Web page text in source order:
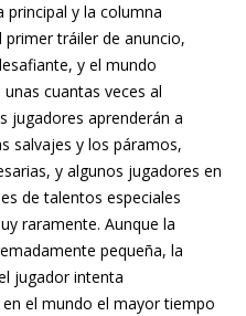
principal y la columna
primer tráiler de anuncio,
y el mundo
cuantas veces al
jugadores aprenderán a
salvajes y los páramos,
y algunos jugadores en
de talentos especiales
raramente. Aunque la
pequeña, la
jugador intenta
el mundo el mayor tiempo